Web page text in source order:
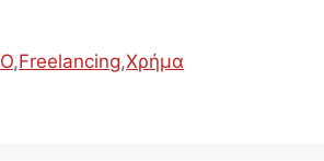
,Freelancing,Χρήμα